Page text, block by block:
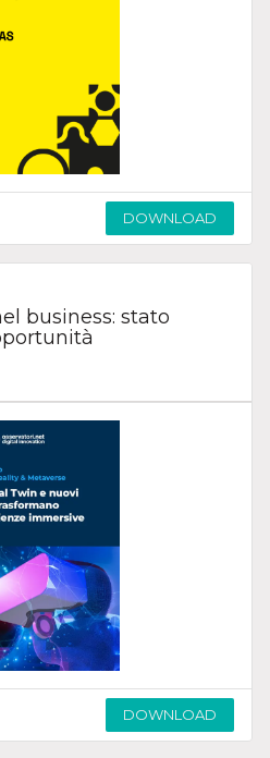
DOWNLOAD
business: stato
DOWNLOAD